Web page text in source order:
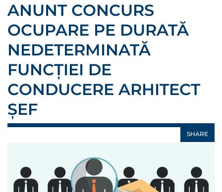
ANUNT CONCURS
OCUPARE PE DURATĂ
NEDETERMINATĂ
FUNCȚIEI DE
CONDUCERE ARHITECT
ȘEF
SHARE